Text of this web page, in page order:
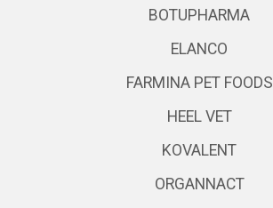
BOTUPHARMA
ELANCO
FARMINA PET FOODS
HEEL VET
KOVALENT
ORGANNACT